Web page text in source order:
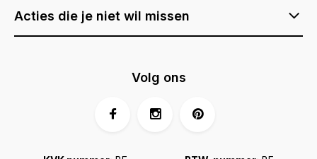
Acties die je niet wil missen
Volg ons